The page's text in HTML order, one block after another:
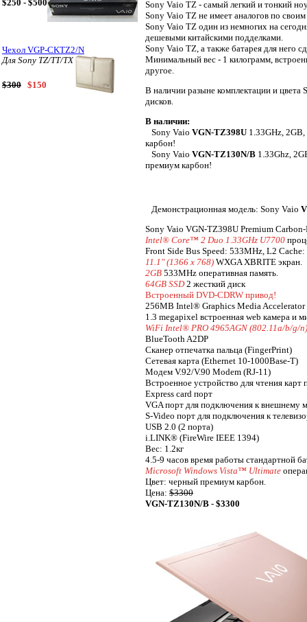
$250 - $500
Чехол VGP-CKTZ2/N
Для Sony TZ/TT/TX
$300 $150
Sony Vaio TZ - самый легкий и тонкий
Sony Vaio TZ не имеет аналогов по
Sony Vaio TZ один из немногих на
дешевыми китайскими подделками.
Sony Vaio TZ, а также батарея для него
Минимальный вес - 1 килограмм,
другое.
В наличии разыне комплектации и цвета
дисков.
В наличии:
Sony Vaio VGN-TZ398U 1.33GHz,
карбон!
Sony Vaio VGN-TZ130N/B 1.33Ghz,
премиум карбон!
Демонстрационная модель: Sony Vaio
Sony Vaio VGN-TZ398U Premium
Intel® Core™ 2 Duo 1.33GHz U7700
Front Side Bus Speed: 533MHz, L2
11.1" (1366 x 768) WXGA XBRITE экран.
2GB 533MHz оперативная память.
64GB SSD2 жесткий диск
Встроенный DVD-CDRW привод!
256MB Intel® Graphics Media Accelerator
1.3 megapixel встроенная web камера и
WiFi Intel® PRO 4965AGN (802.11a/b/g/n)
BlueTooth A2DP
Сканер отпечатка пальца (FingerPrint)
Сетевая карта (Ethernet 10-1000Base-T)
Модем V.92/V.90 Modem (RJ-11)
Встроенное устройство для чтения
Express card порт
VGA порт для подключения к внешнему
S-Video порт для подключения к
USB 2.0 (2 порта)
i.LINK® (FireWire IEEE 1394)
Вес: 1.2кг
4.5-9 часов время работы стандартной
Microsoft Windows Vista™ Ultimate
Цвет: черный премиум карбон.
Цена: $3300
VGN-TZ130N/B - $3300